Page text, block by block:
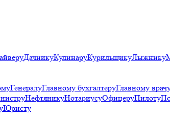
ДачникуКулинаруКурильщикуЛыжнику
ГенералуГлавному бухгалтеруГлавному
НефтяникуНотариусуОфицеруПилоту
Юристу